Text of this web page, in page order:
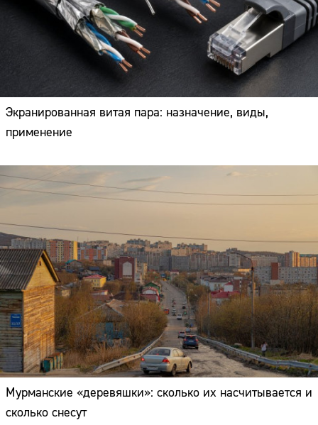
Экранированная витая пара: назначение, виды,
применение
Мурманские «деревяшки»: сколько их насчитывается и
сколько снесут